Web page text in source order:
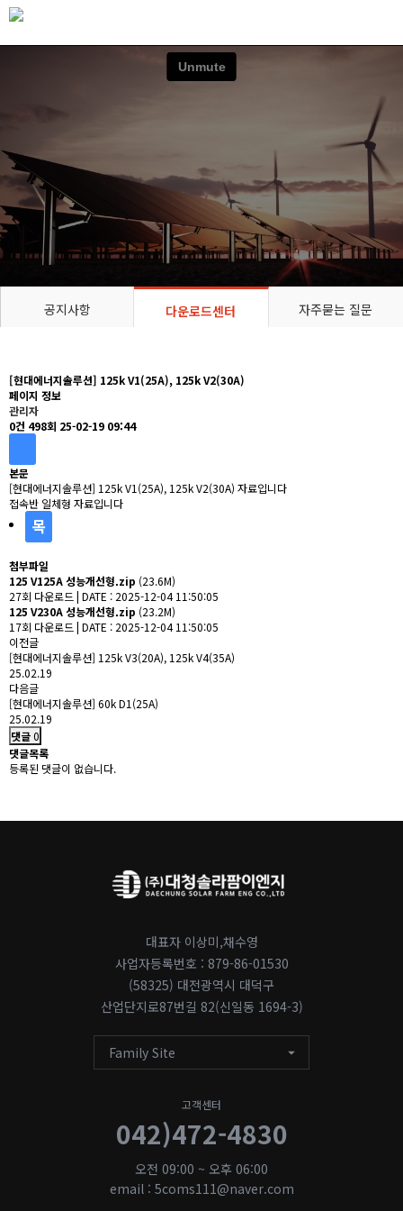
공지사항 다운로드센터 자주묻는 질문
[현대에너지솔루션] 125k V1(25A), 125k V2(30A)
페이지 정보
관리자
0건 498회 25-02-19 09:44
본문
[현대에너지솔루션] 125k V1(25A), 125k V2(30A) 자료입니다
접속반 일체형 자료입니다
목
록
첨부파일
125 V125A 성능개선형.zip (23.6M)
27회 다운로드 | DATE : 2025-12-04 11:50:05
125 V230A 성능개선형.zip (23.2M)
17회 다운로드 | DATE : 2025-12-04 11:50:05
이전글
[현대에너지솔루션] 125k V3(20A), 125k V4(35A)
25.02.19
다음글
[현대에너지솔루션] 60k D1(25A)
25.02.19
댓글0
댓글목록
등록된 댓글이 없습니다.
대표자 이상미,채수영
사업자등록번호 : 879-86-01530
(58325) 대전광역시 대덕구
산업단지로87번길 82(신일동 1694-3)
Family Site
고객센터
042)472-4830
오전 09:00 ~ 오후 06:00
email : 5coms111@naver.com